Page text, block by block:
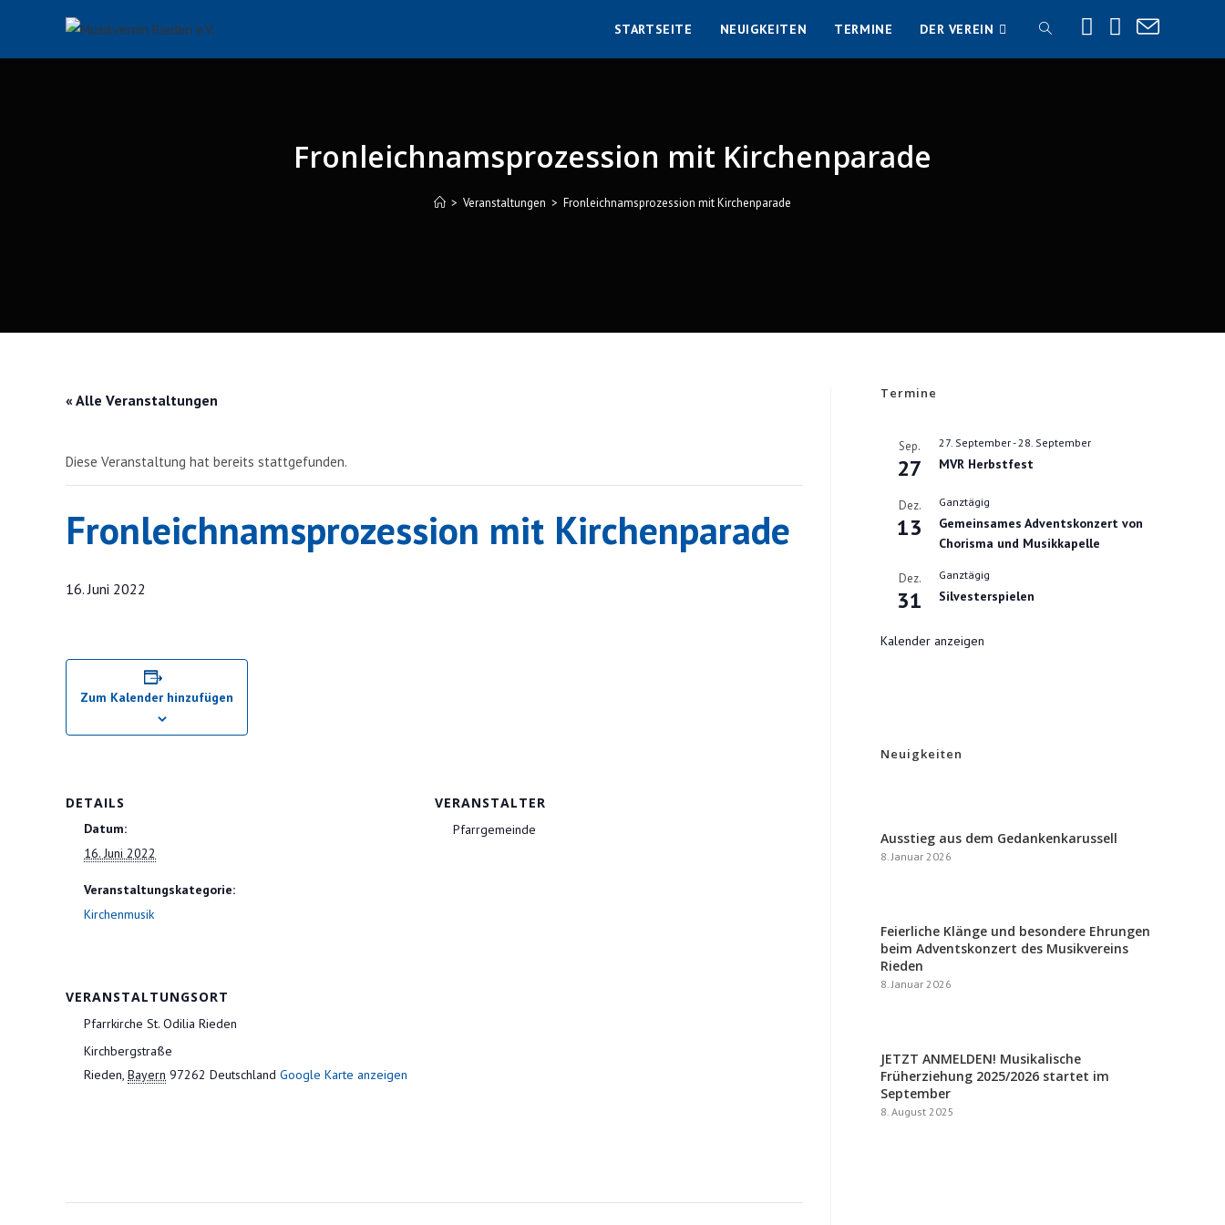
springen
STARTSEITE NEUIGKEITEN TERMINE DER VEREIN WEBSITE-
Fronleichnamsprozession mit Kirchenparade
> Veranstaltungen > Fronleichnamsprozession mit Kirchenparade
« Alle Veranstaltungen
Diese Veranstaltung hat bereits stattgefunden.
Fronleichnamsprozession mit Kirchenparade
16. Juni 2022
Zum Kalender hinzufügen
DETAILS
Datum:
16. Juni 2022
Veranstaltungskategorie:
Kirchenmusik
VERANSTALTER
Pfarrgemeinde
VERANSTALTUNGSORT
Pfarrkirche St. Odilia Rieden
Kirchbergstraße
Rieden, Bayern 97262 Deutschland Google Karte anzeigen
Termine
Sep.
27
27. September-28. September
MVR Herbstfest
Dez.
13
Ganztägig
Gemeinsames Adventskonzert von
Chorisma und Musikkapelle
Dez.
31
Ganztägig
Silvesterspielen
Kalender anzeigen
Neuigkeiten
Ausstieg aus dem Gedankenkarussell
8. Januar 2026
Feierliche Klänge und besondere Ehrungen
beim Adventskonzert des Musikvereins
Rieden
8. Januar 2026
JETZT ANMELDEN! Musikalische
Früherziehung 2025/2026 startet im
September
8. August 2025